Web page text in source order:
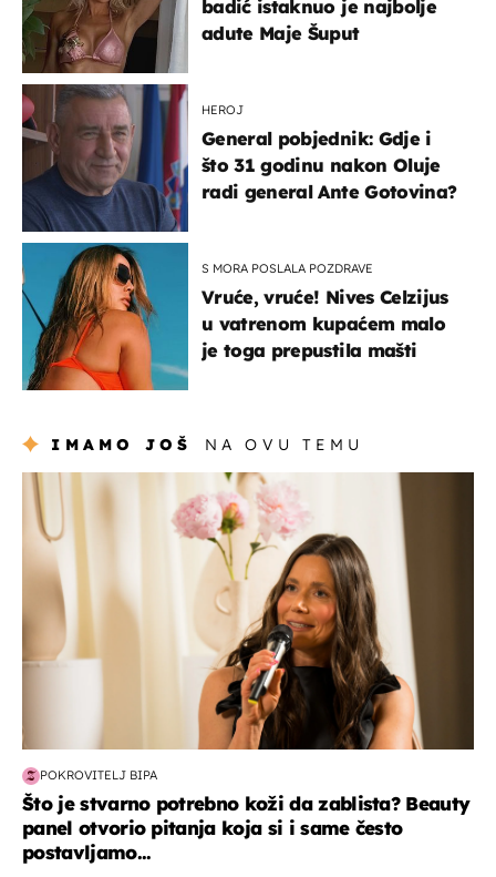
badić istaknuo je najbolje
adute Maje Šuput
HEROJ
General pobjednik: Gdje i
što 31 godinu nakon Oluje
radi general Ante Gotovina?
S MORA POSLALA POZDRAVE
Vruće, vruće! Nives Celzijus
u vatrenom kupaćem malo
je toga prepustila mašti
IMAMO JOŠ NA OVU TEMU
moda & ljepota
POKROVITELJ BIPA
Što je stvarno potrebno koži da zablista? Beauty
panel otvorio pitanja koja si i same često
postavljamo...